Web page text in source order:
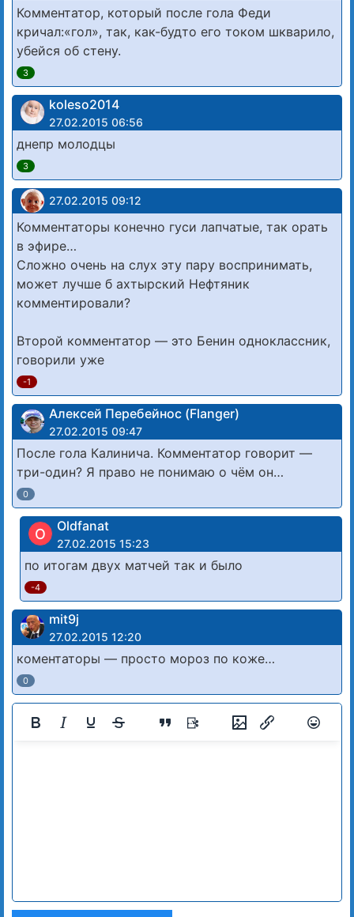
Комментатор, который после гола Феди
кричал:«гол», так, как-будто его током шкварило,
убейся об стену.
3
koleso2014
27.02.2015 06:56
днепр молодцы
3
27.02.2015 09:12
Комментаторы конечно гуси лапчатые, так орать
в эфире…
Сложно очень на слух эту пару воспринимать,
может лучше б ахтырский Нефтяник
комментировали?
Второй комментатор — это Бенин одноклассник,
говорили уже
-1
Алексей Перебейнос (Flanger)
27.02.2015 09:47
После гола Калинича. Комментатор говорит —
три-один? Я право не понимаю о чём он…
0
O Oldfanat
27.02.2015 15:23
по итогам двух матчей так и было
-4
mit9j
27.02.2015 12:20
коментаторы — просто мороз по коже…
0